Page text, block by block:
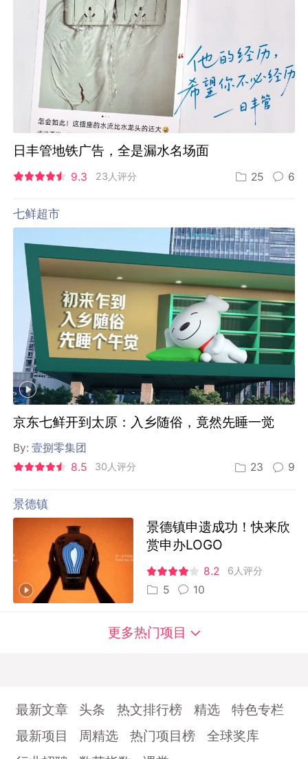
日丰管地铁广告，全是漏水名场面
9.3 23人评分 25 6
七鲜超市
京东七鲜开到太原：入乡随俗，竟然先睡一觉
By:壹捌零集团
8.5
30人评分 23 9
景德镇
景德镇申遗成功！快来欣
赏申办LOGO
8.2 6人评分
5 10
更多热门项目
最新文章 头条 热文排行榜 精选
特色专栏
最新项目
周精选 热门项目榜
全球奖库